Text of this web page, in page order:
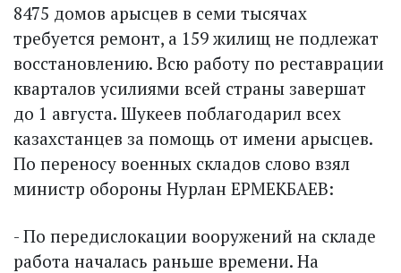
8475 домов арысцев в семи тысячах
требуется ремонт, а 159 жилищ не подлежат
восстановлению. Всю работу по реставрации
кварталов усилиями всей страны завершат
до 1 августа. Шукеев поблагодарил всех
казахстанцев за помощь от имени арысцев.
По переносу военных складов слово взял
министр обороны Нурлан ЕРМЕКБАЕВ:
- По передислокации вооружений на складе
работа началась раньше времени. На